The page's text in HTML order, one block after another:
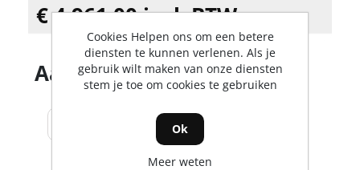
€ 4.961,00 incl. BTW
Aantal producten tonen
Cookies Helpen ons om een betere
diensten te kunnen verlenen. Als je
gebruik wilt maken van onze diensten
stem je toe om cookies te gebruiken
Ok
Meer weten